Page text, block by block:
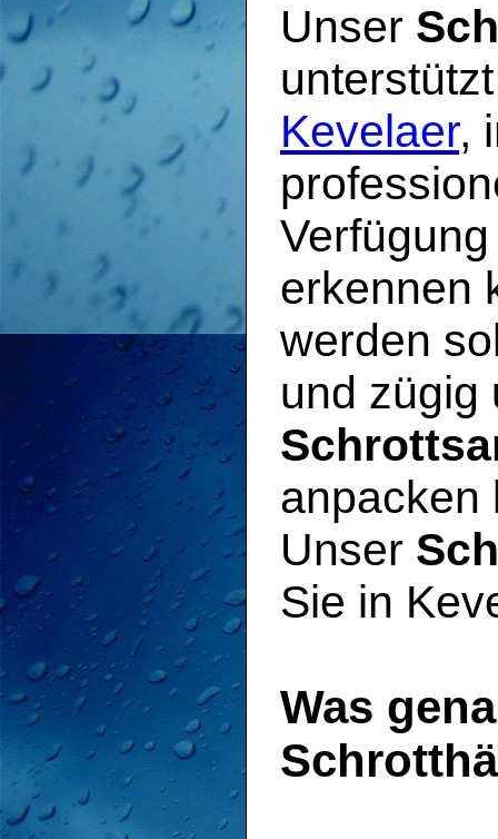
Unser
Kevelaer,
erkennen
werden
und
anpacken
Unser
Sie in
Was